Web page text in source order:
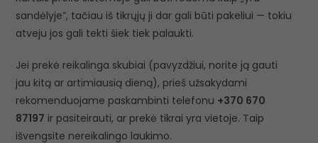
sandėlyje”, tačiau iš tikrųjų ji dar gali būti pakeliui — tokiu
atveju jos gali tekti šiek tiek palaukti.
Jei prekė reikalinga skubiai (pavyzdžiui, norite ją gauti
jau kitą ar artimiausią dieną), prieš užsakydami
rekomenduojame paskambinti telefonu +370 670
87197 ir pasiteirauti, ar prekė tikrai yra vietoje. Taip
išvengsite nereikalingo laukimo.